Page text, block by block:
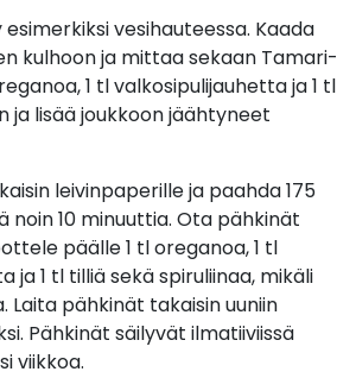
vesihauteessa. Kaada
kulhoon ja mittaa sekaan Tamari-
1 tl valkosipulijauhetta ja 1 tl
ja lisää joukkoon jäähtyneet
leivinpaperille ja paahda 175
noin 10 minuuttia. Ota pähkinät
päälle 1 tl oreganoa, 1 tl
ja 1 tl tilliä sekä spiruliinaa, mikäli
Laita pähkinät takaisin uuniin
Pähkinät säilyvät ilmatiiviissä
viikkoa.